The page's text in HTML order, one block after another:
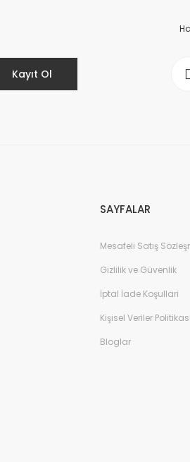
Kayıt Ol
SAYFALAR
Mesafeli Satış
Gizlilik ve Güvenlik
İptal İade Koşullari
Kişisel Veriler Politikası
Bloglar